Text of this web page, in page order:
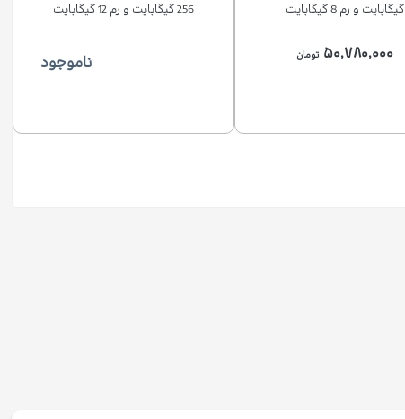
گیگابایت و رم 8 گیگابایت
۵۰,۷۸۰,۰۰۰ تومان
256 گیگابایت و رم 12 گیگابایت
ناموجود